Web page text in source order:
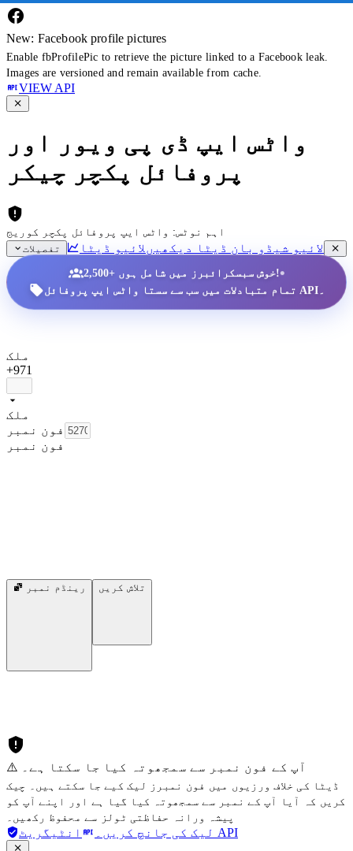
New: Facebook profile pictures
Enable fbProfilePic to retrieve the picture linked to a Facebook leak.
Images are versioned and remain available from cache.
VIEW API
واٹس ایپ ڈی پی ویور اور
پروفائل پکچر چیکر
اہم نوٹس: واٹس ایپ پروفائل پکچر کوریج
تفصیلات
لائیو شیڈو بان ڈیٹا دیکھیں لائیو ڈیٹا
2,500+ خوش سبسکرائبرز میں شامل ہوں!•
تمام متبادلات میں سب سے سستا واٹس ایپ پروفائل API۔
ملک
+971
ملک
فون نمبر
فون نمبر
رینڈم نمبر تلاش کریں
⚠️ آپ کے فون نمبر سے سمجھوتہ کیا جا سکتا ہے۔
ڈیٹا کی خلاف ورزیوں میں فون نمبرز لیک کیے جا سکتے ہیں۔ چیک
کریں کہ آیا آپ کے نمبر سے سمجھوتہ کیا گیا ہے اور اپنے آپ کو
پیشہ ورانہ حفاظتی ٹولز سے محفوظ رکھیں۔
لیک کی جانچ کریں۔ انٹیگریٹ API